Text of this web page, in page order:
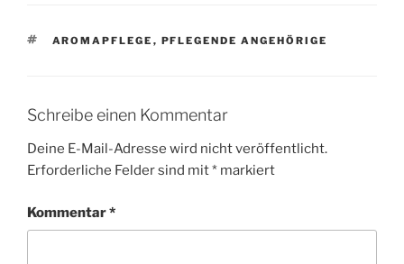
SCHLAGWÖRTER
AROMAPFLEGE , PFLEGENDE ANGEHÖRIGE
Schreibe einen Kommentar
Deine E-Mail-Adresse wird nicht veröffentlicht.
Erforderliche Felder sind mit* markiert
Kommentar*